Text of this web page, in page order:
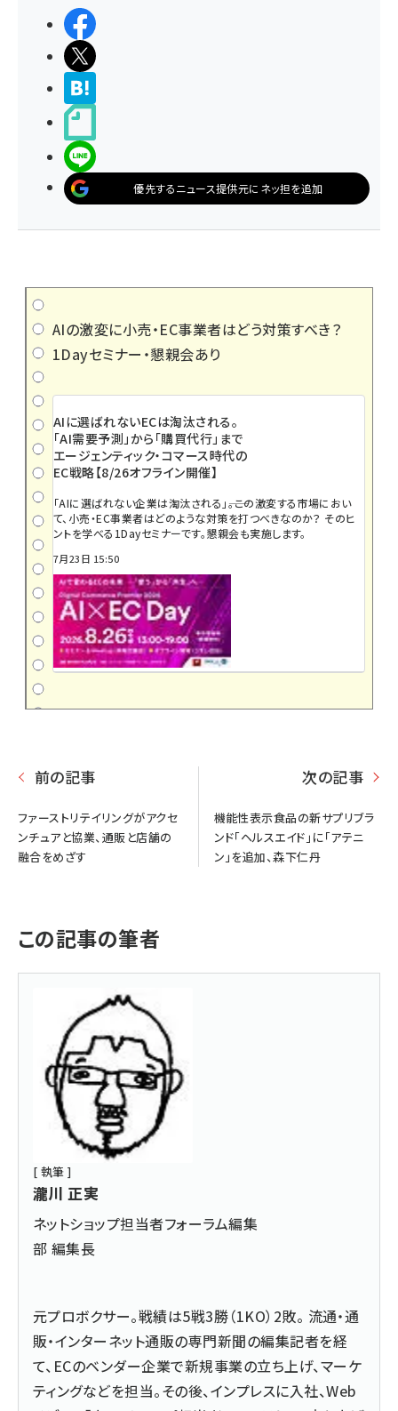
優先するニュース提供元にネッ担を追加
AIの激変に小売・EC事業者はどう対策すべき？
1Dayセミナー・懇親会あり
AIに選ばれないECは淘汰される。
「AI需要予測」から「購買代行」まで
エージェンティック・コマース時代の
EC戦略【8/26オフライン開催】
「AIに選ばれない企業は淘汰される」――。この激変する市場におい
て、小売・EC事業者はどのような対策を打つべきなのか？ そのヒ
ントを学べる1Dayセミナーです。懇親会も実施します。
7月23日 15:50
前の記事
ファーストリテイリングがアクセ
ンチュアと協業、通販と店舗の
融合をめざす
次の記事
機能性表示食品の新サプリブラ
ンド「ヘルスエイド」に「アテニ
ン」を追加、森下仁丹
この記事の筆者
[ 執筆 ]
瀧川 正実
ネットショップ担当者フォーラム編集
部 編集長
元プロボクサー。戦績は5戦3勝（1KO）2敗。 流通・通
販・インターネット通販の専門新聞の編集記者を経
て、ECのベンダー企業で新規事業の立ち上げ、マーケ
ティングなどを担当。その後、インプレスに入社、Web